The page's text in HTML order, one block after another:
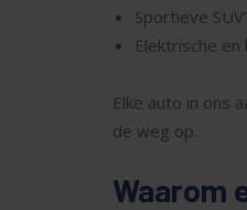
Sportieve
Elektrische
Elke auto in ons
de weg op.
Waarom